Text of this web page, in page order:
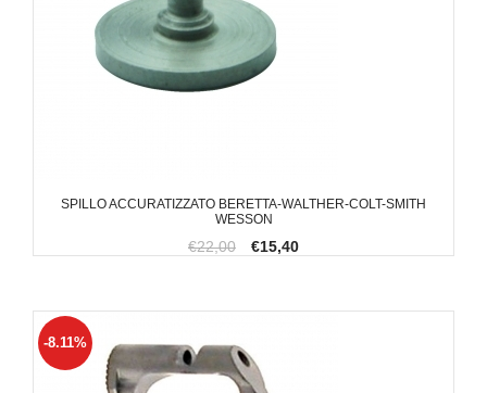
SPILLO ACCURATIZZATO BERETTA-WALTHER-COLT-SMITH
WESSON
€22,00 €15,40
-8.11%